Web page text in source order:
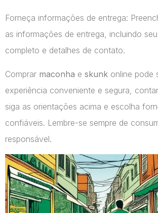
Forneça informações de entrega:
as informações de entrega, incluindo
completo e detalhes de contato.
Comprar maconha e skunk online pode
experiência conveniente e segura,
siga as orientações acima e escolha
confiáveis. Lembre-se sempre de
responsável.